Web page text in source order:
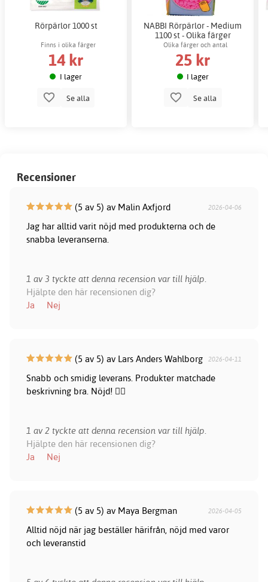
Rörpärlor 1000 st
Finns i olika färger
14 kr
I lager
Se alla
NABBI Rörpärlor - Medium
1100 st - Olika färger
Olika färger och antal
25 kr
I lager
Se alla
Recensioner
(5 av 5) av Malin Axfjord 2026-04-06
Jag har alltid varit nöjd med produkterna och de
snabba leveranserna.
1 av 3 tyckte att denna recension var till hjälp.
Hjälpte den här recensionen dig?
Ja
Nej
(5 av 5) av Lars Anders Wahlborg 2026-04-11
Snabb och smidig leverans. Produkter matchade
beskrivning bra. Nöjd! 👍🏻
1 av 2 tyckte att denna recension var till hjälp.
Hjälpte den här recensionen dig?
Ja
Nej
(5 av 5) av Maya Bergman 2026-04-05
Alltid nöjd när jag beställer härifrån, nöjd med varor
och leveranstid